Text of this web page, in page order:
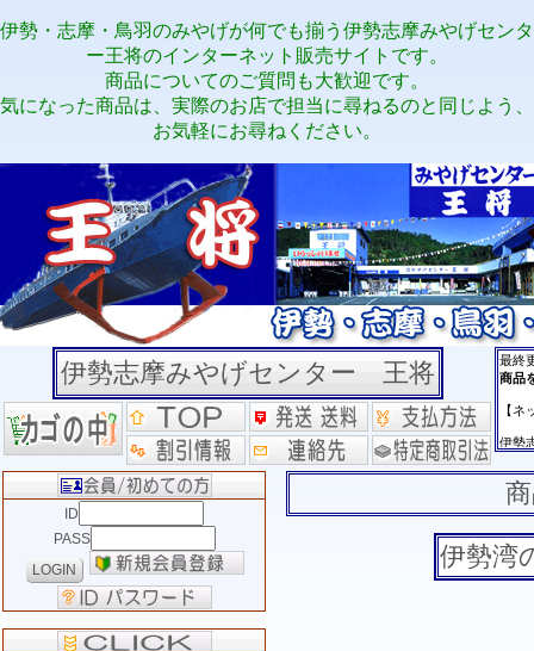
伊勢・志摩・鳥羽のみやげが何でも揃う伊勢志摩みやげセンタ
ー王将のインターネット販売サイトです。
商品についてのご質問も大歓迎です。
気になった商品は、実際のお店で担当に尋ねるのと同じよう、
お気軽にお尋ねください。
伊勢志摩みやげセンター 王将
ID
PASS
伊勢湾